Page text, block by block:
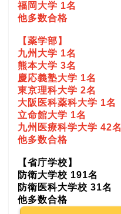
福岡大学 1名
他多数合格
【薬学部】
九州大学 1名
熊本大学 3名
慶応義塾大学 1名
東京理科大学 2名
大阪医科薬科大学 1名
立命館大学 1名
九州医療科学大学 42名
他多数合格
【省庁学校】
防衛大学校 191名
防衛医科大学校 31名
他多数合格